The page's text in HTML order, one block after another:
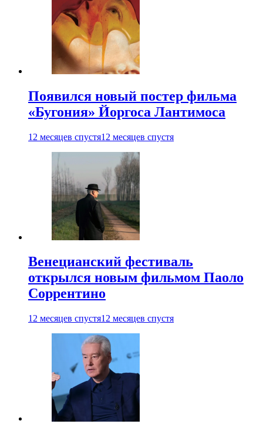
Появился новый постер фильма
«Бугония» Йоргоса Лантимоса
12 месяцев спустя12 месяцев спустя
Венецианский фестиваль
открылся новым фильмом Паоло
Соррентино
12 месяцев спустя12 месяцев спустя